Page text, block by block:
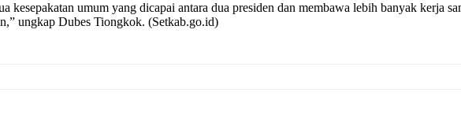
kesepakatan umum yang dicapai antara dua presiden dan membawa lebih banyak kerja
ungkap Dubes Tiongkok. (Setkab.go.id)